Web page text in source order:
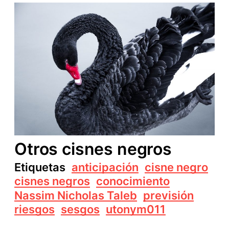
Otros cisnes negros
Etiquetas anticipación cisne negro
cisnes negros conocimiento
Nassim Nicholas Taleb previsión
riesgos sesgos utonym011